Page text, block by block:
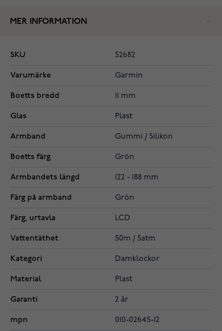
MER INFORMATION
SKU 52682
Varumärke Garmin
Boetts bredd 11 mm
Glas Plast
Armband Gummi / Silikon
Boetts färg Grön
Armbandets längd 122 - 188 mm
Färg på armband Grön
Färg, urtavla LCD
Vattentäthet 50m / 5atm
Kategori Damklockor
Material Plast
Garanti 2 år
mpn 010-02645-12